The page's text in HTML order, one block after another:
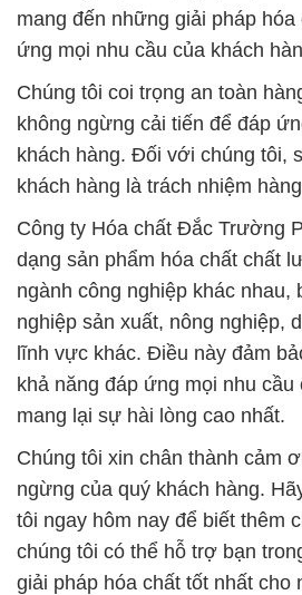
mang đến những giải pháp
ứng mọi nhu cầu của khách
Chúng tôi coi trọng an toàn
không ngừng cải tiến để đáp
khách hàng. Đối với chúng tôi,
khách hàng là trách nhiệm
Công ty Hóa chất Đắc Trường
dạng sản phẩm hóa chất chất
ngành công nghiệp khác nhau,
nghiệp sản xuất, nông nghiệp,
lĩnh vực khác. Điều này đảm
khả năng đáp ứng mọi nhu cầu
mang lại sự hài lòng cao nhất.
Chúng tôi xin chân thành cảm
ngừng của quý khách hàng.
tôi ngay hôm nay để biết thêm
chúng tôi có thể hỗ trợ bạn
giải pháp hóa chất tốt nhất cho